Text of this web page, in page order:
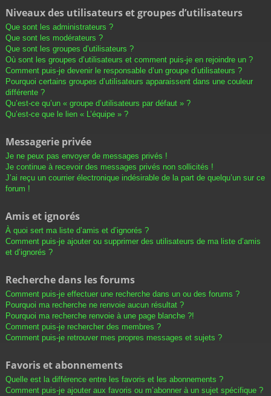
Niveaux des utilisateurs et groupes d’utilisateurs
Que sont les administrateurs ?
Que sont les modérateurs ?
Que sont les groupes d’utilisateurs ?
Où sont les groupes d’utilisateurs et comment puis-je en rejoindre un ?
Comment puis-je devenir le responsable d’un groupe d’utilisateurs ?
Pourquoi certains groupes d’utilisateurs apparaissent dans une couleur
différente ?
Qu’est-ce qu’un « groupe d’utilisateurs par défaut » ?
Qu’est-ce que le lien « L’équipe » ?
Messagerie privée
Je ne peux pas envoyer de messages privés !
Je continue à recevoir des messages privés non sollicités !
J’ai reçu un courrier électronique indésirable de la part de quelqu’un sur ce
forum !
Amis et ignorés
À quoi sert ma liste d’amis et d’ignorés ?
Comment puis-je ajouter ou supprimer des utilisateurs de ma liste d’amis
et d’ignorés ?
Recherche dans les forums
Comment puis-je effectuer une recherche dans un ou des forums ?
Pourquoi ma recherche ne renvoie aucun résultat ?
Pourquoi ma recherche renvoie à une page blanche ?!
Comment puis-je rechercher des membres ?
Comment puis-je retrouver mes propres messages et sujets ?
Favoris et abonnements
Quelle est la différence entre les favoris et les abonnements ?
Comment puis-je ajouter aux favoris ou m’abonner à un sujet spécifique ?